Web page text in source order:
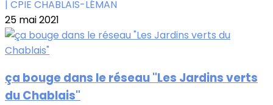
| CPIE CHABLAIS-LÉMAN
25 mai 2021
ça bouge dans le réseau "Les Jardins verts
du Chablais"